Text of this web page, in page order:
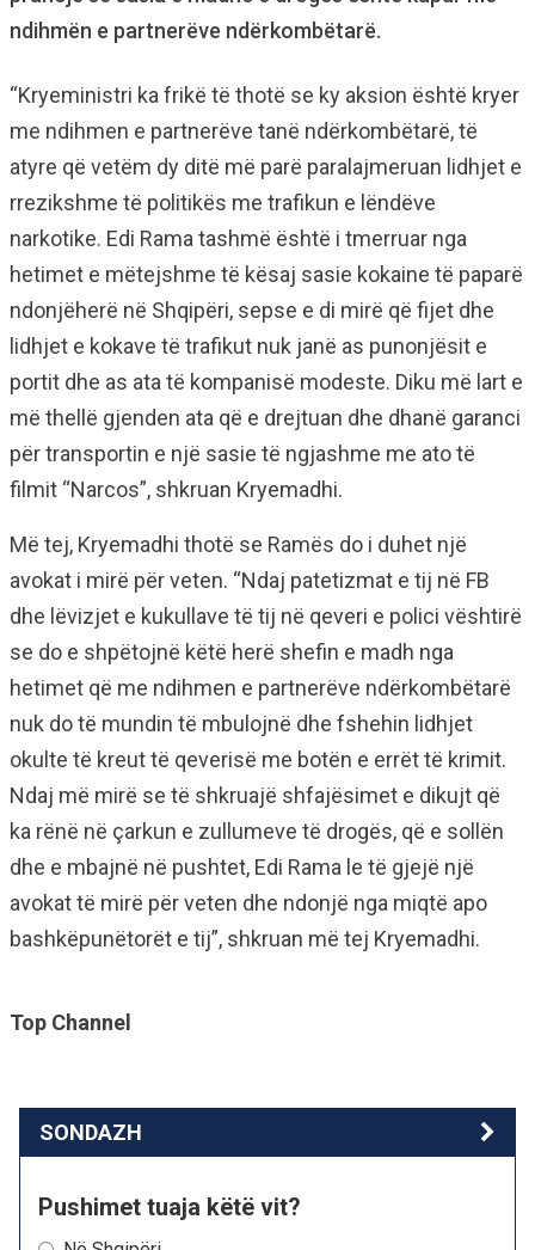
ndihmën e partnerëve ndërkombëtarë.
“Kryeministri ka frikë të thotë se ky aksion është kryer
me ndihmen e partnerëve tanë ndërkombëtarë, të
atyre që vetëm dy ditë më parë paralajmeruan lidhjet e
rrezikshme të politikës me trafikun e lëndëve
narkotike. Edi Rama tashmë është i tmerruar nga
hetimet e mëtejshme të kësaj sasie kokaine të paparë
ndonjëherë në Shqipëri, sepse e di mirë që fijet dhe
lidhjet e kokave të trafikut nuk janë as punonjësit e
portit dhe as ata të kompanisë modeste. Diku më lart e
më thellë gjenden ata që e drejtuan dhe dhanë garanci
për transportin e një sasie të ngjashme me ato të
filmit “Narcos”, shkruan Kryemadhi.
Më tej, Kryemadhi thotë se Ramës do i duhet një
avokat i mirë për veten. “Ndaj patetizmat e tij në FB
dhe lëvizjet e kukullave të tij në qeveri e polici vështirë
se do e shpëtojnë këtë herë shefin e madh nga
hetimet që me ndihmen e partnerëve ndërkombëtarë
nuk do të mundin të mbulojnë dhe fshehin lidhjet
okulte të kreut të qeverisë me botën e errët të krimit.
Ndaj më mirë se të shkruajë shfajësimet e dikujt që
ka rënë në çarkun e zullumeve të drogës, që e sollën
dhe e mbajnë në pushtet, Edi Rama le të gjejë një
avokat të mirë për veten dhe ndonjë nga miqtë apo
bashkëpunëtorët e tij”, shkruan më tej Kryemadhi.
Top Channel
SONDAZH
Pushimet tuaja këtë vit?